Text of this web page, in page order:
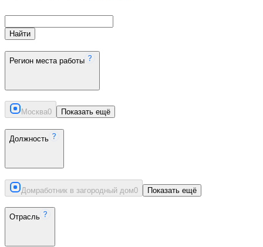
Найти
Регион места работы
Москва0 Показать ещё
Должность
Домработник в загородный дом0 Показать ещё
Отрасль